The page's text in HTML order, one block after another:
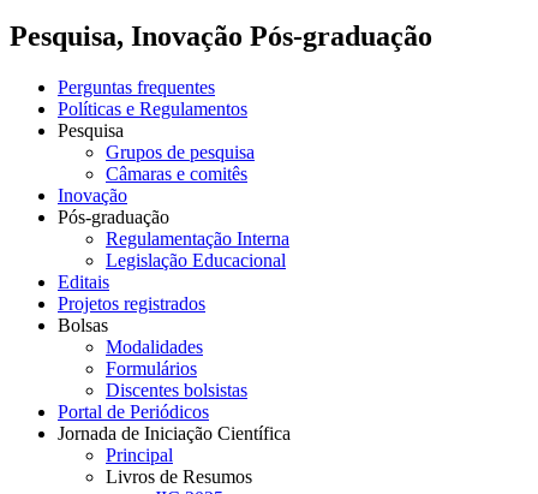
Pesquisa, Inovação Pós-graduação
Perguntas frequentes
Políticas e Regulamentos
Pesquisa
Grupos de pesquisa
Câmaras e comitês
Inovação
Pós-graduação
Regulamentação Interna
Legislação Educacional
Editais
Projetos registrados
Bolsas
Modalidades
Formulários
Discentes bolsistas
Portal de Periódicos
Jornada de Iniciação Científica
Principal
Livros de Resumos